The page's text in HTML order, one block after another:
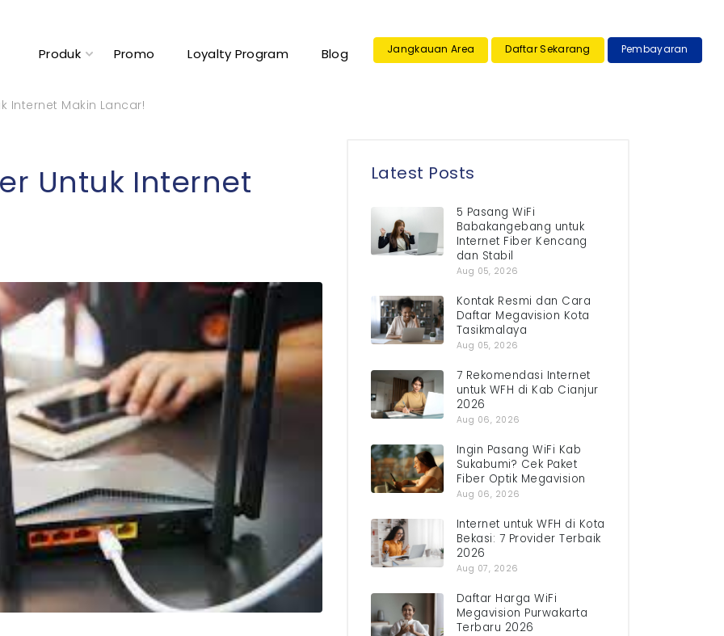
Produk Promo Loyalty Program Blog Jangkauan Area Daftar Sekarang Pembayaran
Internet Makin Lancar!
Untuk Internet
Latest Posts
5 Pasang WiFi
Babakangebang untuk
Internet Fiber Kencang
dan Stabil
Aug 05, 2026
Kontak Resmi dan Cara
Daftar Megavision Kota
Tasikmalaya
Aug 05, 2026
7 Rekomendasi Internet
untuk WFH di Kab Cianjur
2026
Aug 06, 2026
Ingin Pasang WiFi Kab
Sukabumi? Cek Paket
Fiber Optik Megavision
Aug 06, 2026
Internet untuk WFH di Kota
Bekasi: 7 Provider Terbaik
2026
Aug 07, 2026
Daftar Harga WiFi
Megavision Purwakarta
Terbaru 2026